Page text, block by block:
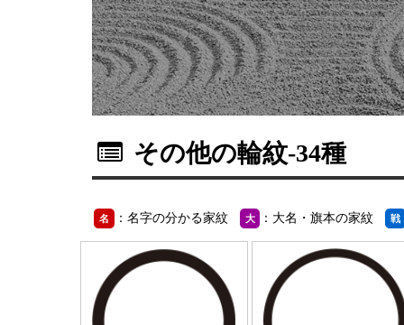
その他の輪紋-34種
名 ：名字の分かる家紋 大 ：大名・旗本の家紋 戦